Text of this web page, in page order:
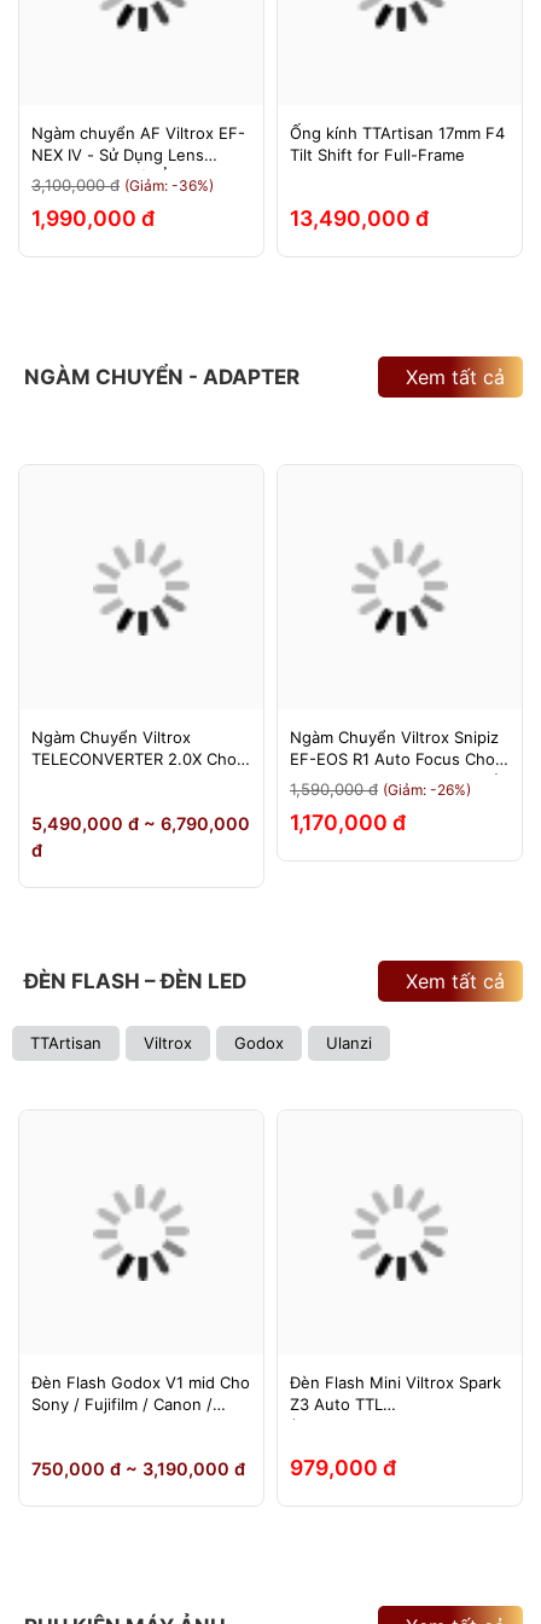
Ngàm chuyển AF Viltrox EF-
NEX IV - Sử Dụng Lens
Canon Trên Máy Ảnh Sony
E-Mount - Bảo Hành 12
Tháng.
3,100,000 đ (Giảm: -36%)
1,990,000 đ
Ống kính TTArtisan 17mm F4
Tilt Shift for Full-Frame
13,490,000 đ
NGÀM CHUYỂN - ADAPTER Xem tất cả
Ngàm Chuyển Viltrox
TELECONVERTER 2.0X Cho
Tháng
5,490,000 đ ~ 6,790,000
đ
Ngàm Chuyển Viltrox Snipiz
EF-EOS R1 Auto Focus Cho
Canon EOS R/RP/R5/R6 - Bảo
Hành 12 Tháng 1 Đổi 1
1,590,000 đ (Giảm: -26%)
1,170,000 đ
ĐÈN FLASH – ĐÈN LED
TTArtisan Viltrox Godox Ulanzi
Xem tất cả
Đèn Flash Godox V1 mid Cho
Sony / Fujifilm / Canon /
750,000 đ ~ 3,190,000 đ
Đèn Flash Mini Viltrox Spark
Z3 Auto TTL
(Fuji/Sony/Canon/Nikon)
979,000 đ